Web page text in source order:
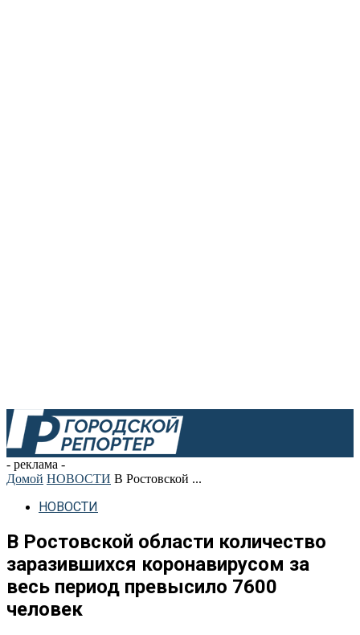
- реклама -
Домой НОВОСТИ В Ростовской ...
НОВОСТИ
В Ростовской области количество
заразившихся коронавирусом за
весь период превысило 7600
человек